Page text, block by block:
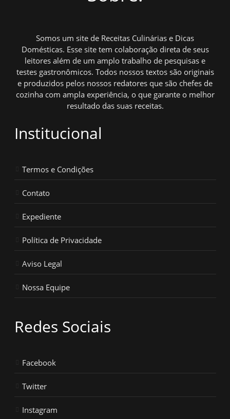
Somos um site de Receitas Culinárias e Dicas
Domésticas. Esse site tem colaboração direta de seus
leitores além de um amplo trabalho de pesquisas e
testes gastronômicos. Todos nossos textos são originais
e produzidos pelos nossos redatores que são chefes de
cozinha com ampla experiência, o que garante o melhor
resultado das suas receitas.
Institucional
Termos e Condições
Contato
Expediente
Política de Privacidade
Aviso Legal
Nossa Equipe
Redes Sociais
Facebook
Twitter
Instagram